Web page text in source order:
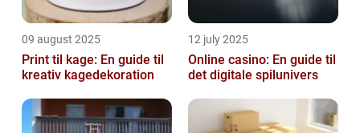
09 august 2025
Print til kage: En guide til
kreativ kagedekoration
12 july 2025
Online casino: En guide til
det digitale spilunivers